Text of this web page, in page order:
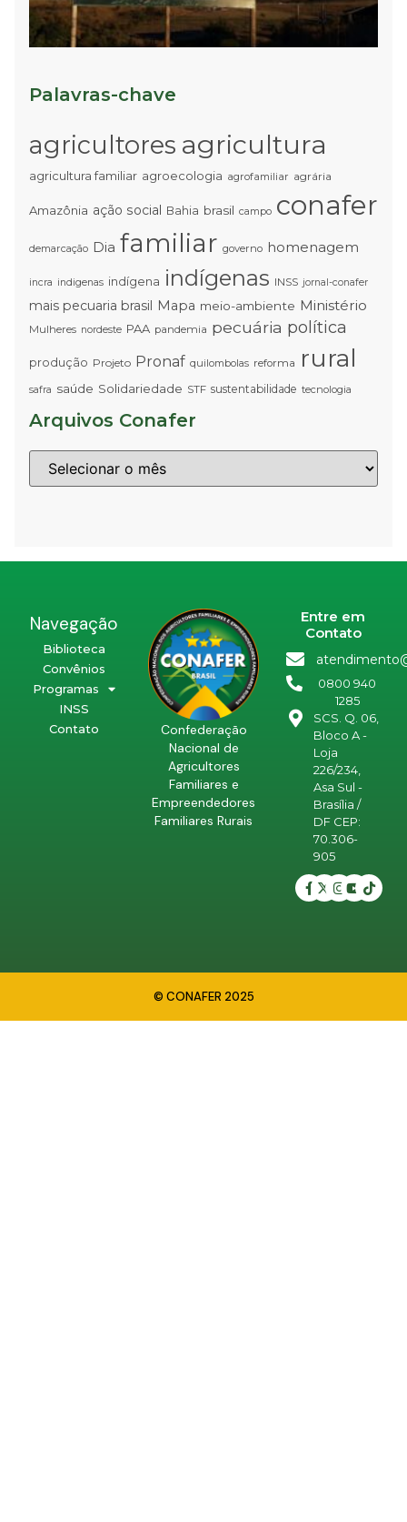
Palavras-chave
agricultores agricultura
agricultura familiar agroecologia agrofamiliar agrária
Amazônia ação social Bahia brasil campo conafer
demarcação Dia familiar governo homenagem
incra indigenas indígena indígenas INSS jornal-conafer
mais pecuaria brasil Mapa meio-ambiente Ministério
Mulheres nordeste PAA pandemia pecuária política
produção Projeto Pronaf quilombolas reforma rural
safra saúde Solidariedade STF sustentabilidade tecnologia
Arquivos Conafer
Navegação
Biblioteca
Convênios
Programas
INSS
Contato
Confederação
Nacional de
Agricultores
Familiares e
Empreendedores
Familiares Rurais
Entre em
Contato
0800 940
1285
SCS. Q. 06,
Bloco A -
Loja
226/234,
Asa Sul -
Brasília /
DF CEP:
70.306-
905
© CONAFER 2025